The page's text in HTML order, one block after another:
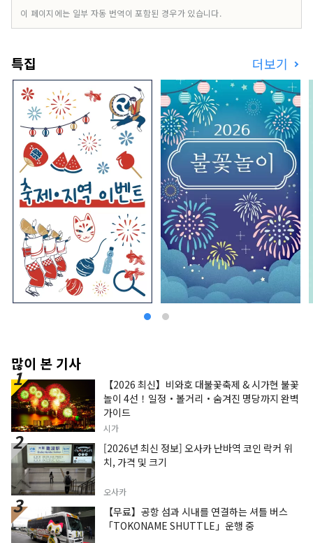
㎡로 큰 가방이 있어도 여유의 넓이, 느긋하게 편안
한 소파도 완비되어 있습니다. 서양식・철판구이・
내는 카운터 스타일의 철판구이가 인기. 음식과 교
토 같은 체험 등 교토의 모든 것을 어레인지 할 수있
는 호텔입니다.
이 페이지에는 일부 자동 번역이 포함된 경우가 있습니다.
특집 더보기
많이 본 기사
【2026 최신】비와호 대불꽃축제 & 시가현 불꽃
놀이 4선！일정・볼거리・숨겨진 명당까지 완벽
가이드
시가
[2026년 최신 정보] 오사카 난바역 코인 락커 위
치, 가격 및 크기
오사카
【무료】공항 섬과 시내를 연결하는 셔틀 버스
「TOKONAME SHUTTLE」운행 중